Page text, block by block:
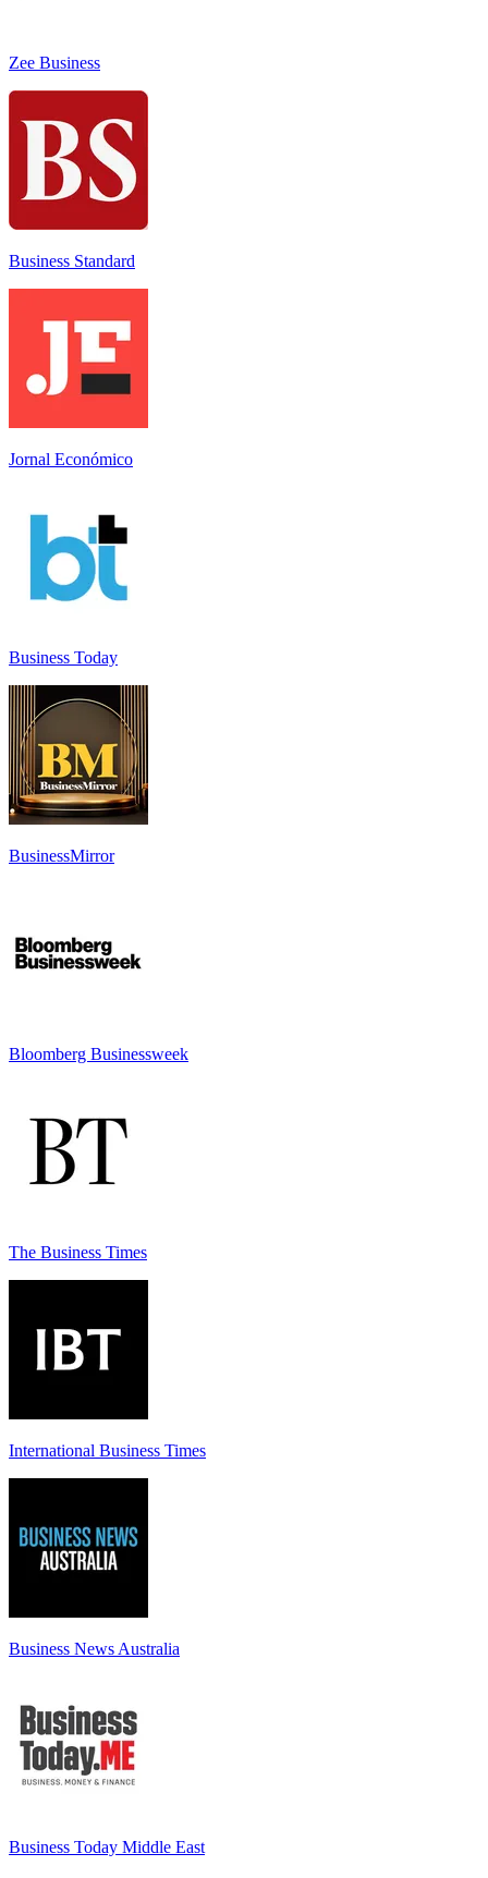
Zee Business
Business Standard
Jornal Económico
Business Today
BusinessMirror
Bloomberg Businessweek
The Business Times
International Business Times
Business News Australia
Business Today Middle East